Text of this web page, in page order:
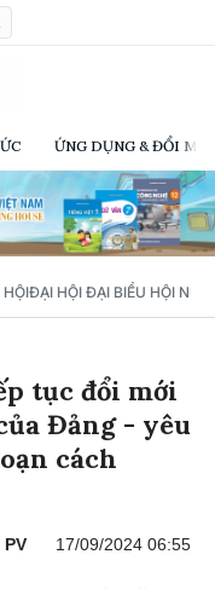
ỨNG DỤNG & ĐỔI
HỘIĐẠI HỘI ĐẠI BIỂU HỘI NỮ
tục đổi mới
Đảng - yêu
cách
PV 17/09/2024 06:55